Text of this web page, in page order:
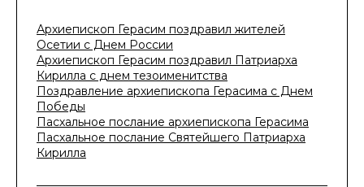
Архиепископ Герасим поздравил жителей
Осетии с Днем России
Архиепископ Герасим поздравил Патриарха
Кирилла с днем тезоименитства
Поздравление архиепископа Герасима с Днем
Победы
Пасхальное послание архиепископа Герасима
Пасхальное послание Святейшего Патриарха
Кирилла